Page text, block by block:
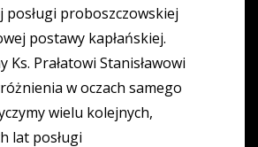
posługi proboszczowskiej
postawy kapłańskiej.
Ks. Prałatowi Stanisławowi
w oczach samego
wielu kolejnych,
lat posługi